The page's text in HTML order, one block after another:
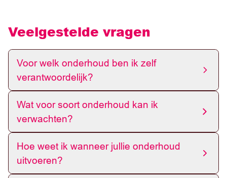
Veelgestelde vragen
Voor welk onderhoud ben ik zelf
verantwoordelijk?
Wat voor soort onderhoud kan ik
verwachten?
Hoe weet ik wanneer jullie onderhoud
uitvoeren?